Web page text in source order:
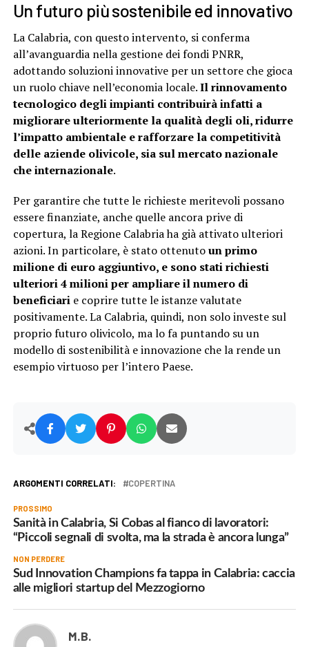
Un futuro più sostenibile ed innovativo
La Calabria, con questo intervento, si conferma
all’avanguardia nella gestione dei fondi PNRR,
adottando soluzioni innovative per un settore che gioca
un ruolo chiave nell’economia locale.Il rinnovamento
tecnologico degli impianti contribuirà infatti a
migliorare ulteriormente la qualità degli oli, ridurre
l’impatto ambientale e rafforzare la competitività
delle aziende olivicole, sia sul mercato nazionale
che internazionale.
Per garantire che tutte le richieste meritevoli possano
essere finanziate, anche quelle ancora prive di
copertura, la Regione Calabria ha già attivato ulteriori
azioni. In particolare, è stato ottenutoun primo
milione di euro aggiuntivo, e sono stati richiesti
ulteriori 4 milioni per ampliare il numero di
beneficiarie coprire tutte le istanze valutate
positivamente. La Calabria, quindi, non solo investe sul
proprio futuro olivicolo, ma lo fa puntando su un
modello di sostenibilità e innovazione che la rende un
esempio virtuoso per l’intero Paese.
ARGOMENTI CORRELATI: COPERTINA
PROSSIMO
Sanità in Calabria, Si Cobas al fianco di lavoratori:
“Piccoli segnali di svolta, ma la strada è ancora lunga”
NON PERDERE
Sud Innovation Champions fa tappa in Calabria: caccia
alle migliori startup del Mezzogiorno
M.B.